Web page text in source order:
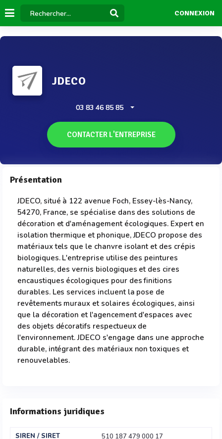
CONNEXION
JDECO
03 83 46 85 85
CONTACTER L'ENTREPRISE
Présentation
JDECO, situé à 122 avenue Foch, Essey-lès-Nancy,
54270, France, se spécialise dans des solutions de
décoration et d'aménagement écologiques. Expert en
isolation thermique et phonique, JDECO propose des
matériaux tels que le chanvre isolant et des crépis
biologiques. L'entreprise utilise des peintures
naturelles, des vernis biologiques et des cires
encaustiques écologiques pour des finitions
durables. Les services incluent la pose de
revêtements muraux et solaires écologiques, ainsi
que la décoration et l'agencement d'espaces avec
des objets décoratifs respectueux de
l'environnement. JDECO s'engage dans une approche
durable, intégrant des matériaux non toxiques et
renouvelables.
Informations juridiques
SIREN / SIRET
510 187 479 000 17